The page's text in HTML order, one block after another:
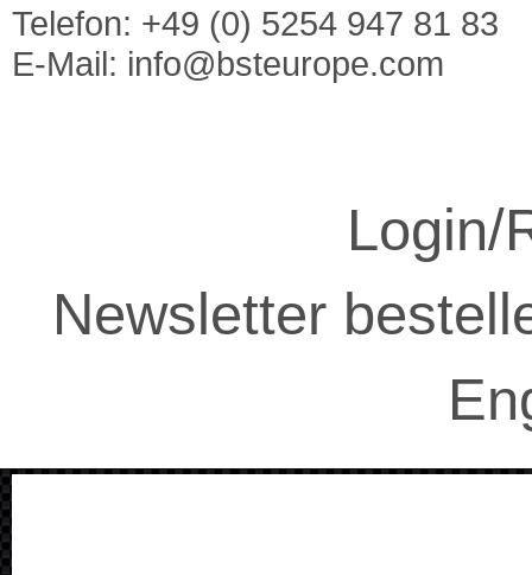
Telefon: +49 (0) 5254 947 81 83
E-Mail: info@bsteurope.com
Login/
Newsletter